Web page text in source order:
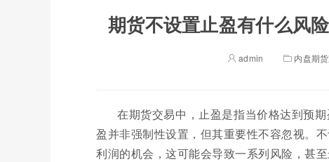
期货不设置止盈有什么风
admin 内盘期
在期货交易中，止盈是指当价格达到预
盈并非强制性设置，但其重要性不容忽视。
利润的机会，这可能会导致一系列风险，甚